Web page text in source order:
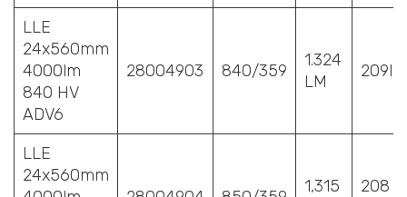
LLE
24x560mm
4000lm
840 HV
ADV6
28004903 840/359
1.324
LM
LLE
24x560mm
1,315
208